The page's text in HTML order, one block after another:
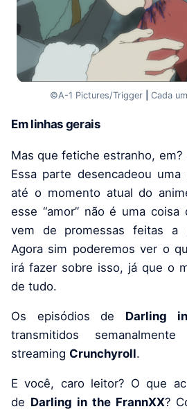
©A-1 Pictures/Trigger Cada
Em linhas gerais
Mas que fetiche estranho, em?
Essa parte desencadeou
até o momento atual do
esse “amor” não é uma
vem de promessas feitas a
Agora sim poderemos ver o
irá fazer sobre isso, já que o
de tudo.
Os episódios de Darling
transmitidos
streaming Crunchyroll.
E você, caro leitor? O que
de Darling in the FrannXX?